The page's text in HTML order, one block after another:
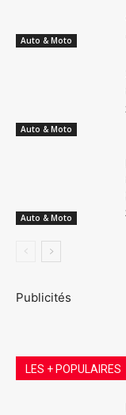
Auto & Moto
Auto & Moto
Auto & Moto
Publicités
LES + POPULAIRES